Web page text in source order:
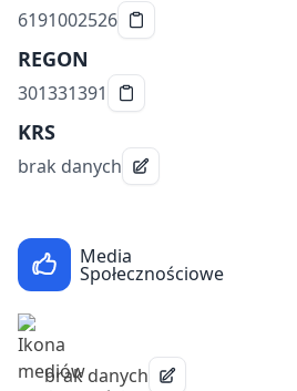
6191002526
REGON
301331391
KRS
brak danych
Media
Społecznościowe
brak danych